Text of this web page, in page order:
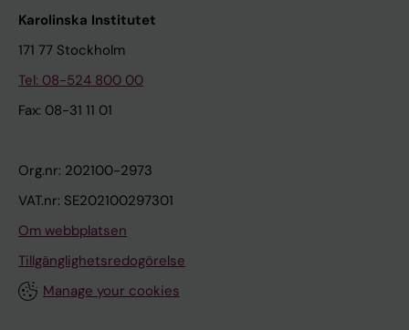
Karolinska Institutet
171 77 Stockholm
Tel: 08-524 800 00
Fax: 08-31 11 01
Org.nr: 202100-2973
VAT.nr: SE202100297301
Om webbplatsen
Tillgänglighetsredogörelse
Manage your cookies